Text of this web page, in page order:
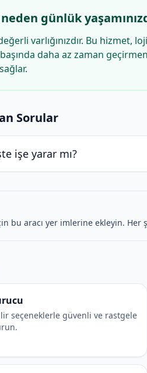
günlük
varlığınızdır. Bu hizmet,
daha az zaman
Sorular
işe yarar mı?
bu aracı yer imlerine ekleyin. Her
seçeneklerle güvenli ve rastgele